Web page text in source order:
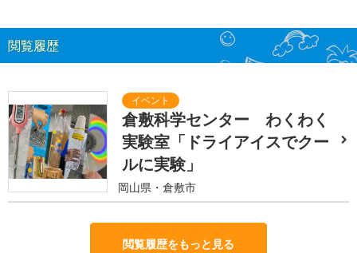
閲覧履歴
倉敷科学センター わくわく
実験室「ドライアイスでクー
ルに実験」
岡山県・倉敷市
閲覧履歴をもっと見る